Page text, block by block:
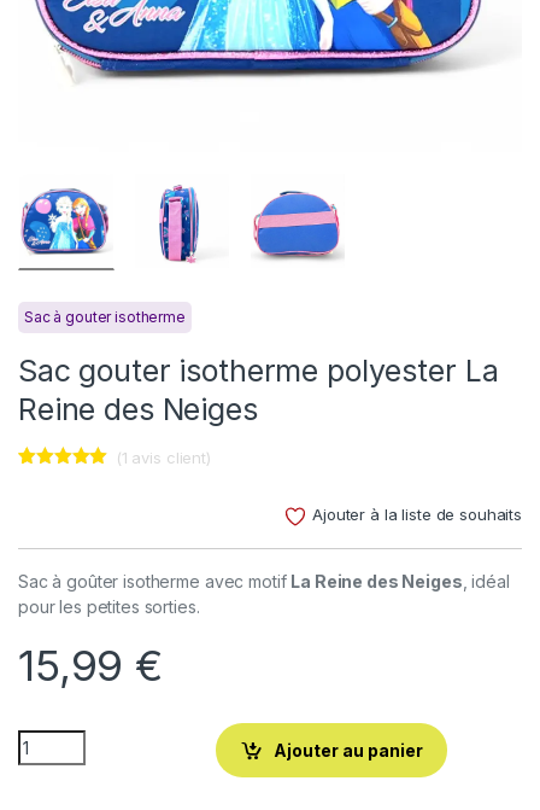
Sac à gouter isotherme
Sac gouter isotherme polyester La
Reine des Neiges
client
(1 avis client)
Ajouter à la liste de souhaits
Sac à goûter isotherme avec motif La Reine des Neiges , idéal
pour les petites sorties.
15,99 €
Ajouter au panier